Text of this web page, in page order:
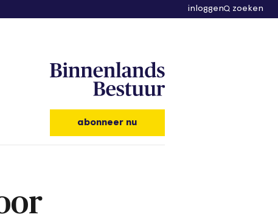
inloggen zoeken
abonneer nu